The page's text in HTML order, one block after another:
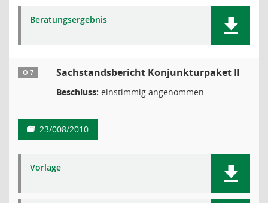
Beratungsergebnis
Ö 7 Sachstandsbericht Konjunkturpaket II
Beschluss: einstimmig angenommen
23/008/2010
Vorlage